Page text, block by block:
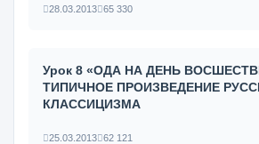
28.03.2013 65 330
Урок 8 «ОДА НА ДЕНЬ
ТИПИЧНОЕ ПРОИЗВЕДЕНИЕ
КЛАССИЦИЗМА
25.03.2013 62 121